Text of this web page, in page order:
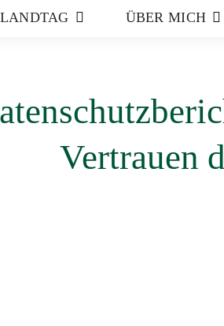
LANDTAG ÜBER MICH
Vertrauen